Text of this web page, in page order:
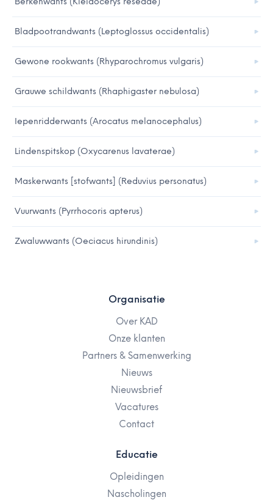
Bladpootrandwants (Leptoglossus occidentalis)
Gewone rookwants (Rhyparochromus vulgaris)
Grauwe schildwants (Rhaphigaster nebulosa)
Iepenridderwants (Arocatus melanocephalus)
Lindenspitskop (Oxycarenus lavaterae)
Maskerwants [stofwants] (Reduvius personatus)
Vuurwants (Pyrrhocoris apterus)
Zwaluwwants (Oeciacus hirundinis)
Organisatie
Over KAD
Onze klanten
Partners & Samenwerking
Nieuws
Nieuwsbrief
Vacatures
Contact
Educatie
Opleidingen
Nascholingen